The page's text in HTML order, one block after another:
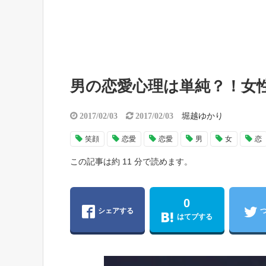
男の恋愛心理は単純？！
2017/02/03 2017/02/03 堀越ゆかり
笑顔 恋愛 恋愛 男 女 恋
この記事は約 11 分で読めます。
シェアする
0
はてブする